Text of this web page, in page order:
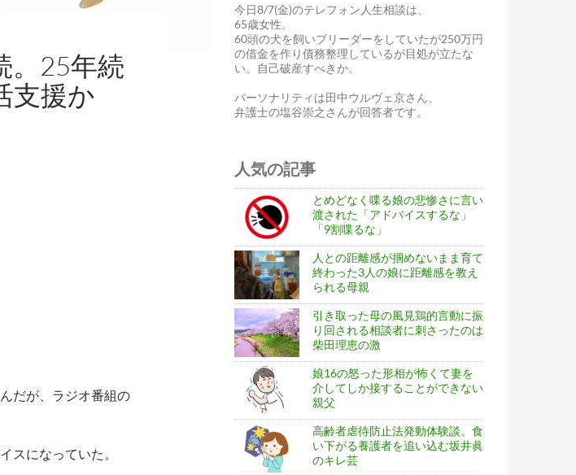
。25年続
支援か
だが、ラジオ番組の
スになっていた。
今日8/7(金)のテレフォン人生相談は、
65歳女性。
60頭の犬を飼いブリーダーをしていたが250万円
の借金を作り債務整理しているが目処が立たな
い。自己破産すべきか。
パーソナリティは田中ウルヴェ京さん、
弁護士の塩谷崇之さんが回答者です。
人気の記事
とめどなく喋る娘の悲惨さに言い
渡された「アドバイスするな」
「9割喋るな」
人との距離感が掴めないまま育て
終わった3人の娘に距離感を教え
られる母親
引き取った母の風見鶏的言動に振
り回される相談者に刺さったのは
柴田理恵の激
娘16の怒った形相が怖くて妻を
介してしか接することができない
親父
高齢者虐待防止法発動体験談。食
い下がる養護者を追い込む坂井眞
のキレ芸